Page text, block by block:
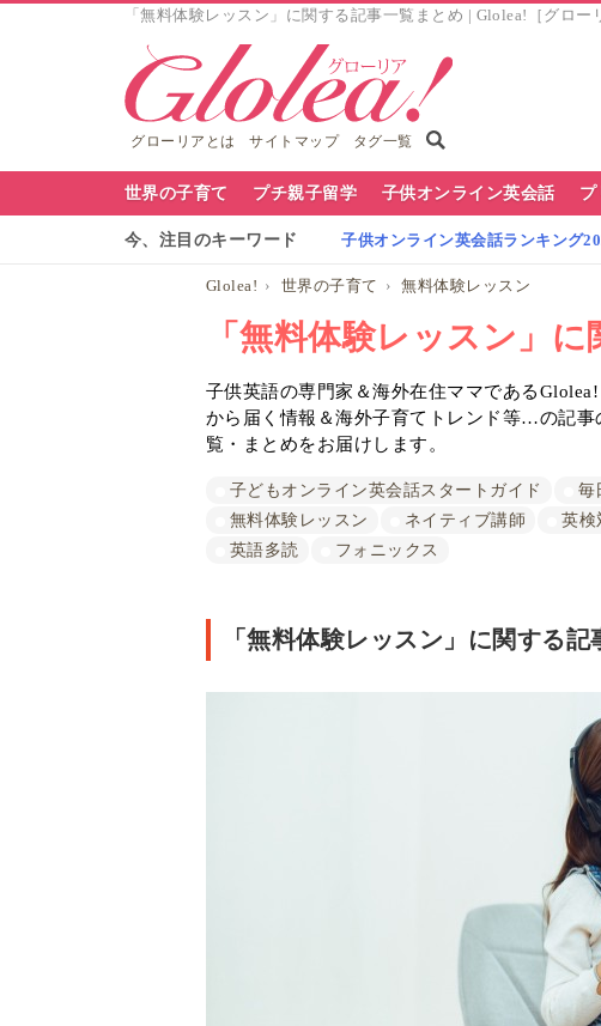
「無料体験レッスン」に関する記事一覧まとめ | Glolea!［グロー
グローリアとは サイトマップ タグ一覧
世界の子育て プチ親子留学 子供オンライン英会話 プ
今、注目のキーワード 子供オンライン英会話ランキング
Glolea! 世界の子育て 無料体験レッスン
「無料体験レッスン」
子供英語の専門家＆海外在住ママである
から届く情報＆海外子育てトレンド等…の記事
覧・まとめをお届けします。
子どもオンライン英会話スタートガイド 毎
無料体験レッスン
ネイティブ講師 英検
英語多読
フォニックス
「無料体験レッスン」に関する記